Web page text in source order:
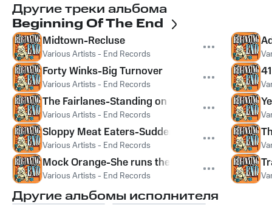
Другие треки альбома
Beginning Of The End
Midtown-Recluse
Various Artists - End Records
Forty Winks-Big Turnover
Various Artists - End Records
The Fairlanes-Standing on the shoulders of
Various Artists - End Records
Sloppy Meat Eaters-Suddenly forget
Various Artists - End Records
Mock Orange-She runs the ride
Various Artists - End Records
Другие альбомы исполнителя